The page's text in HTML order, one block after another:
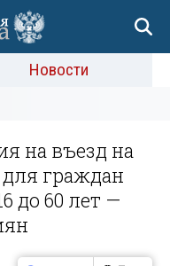
Новости
на въезд на
граждан
до 60 лет —